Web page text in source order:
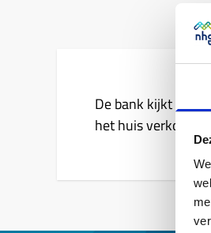
De bank kijkt wat
het huis verkopen.